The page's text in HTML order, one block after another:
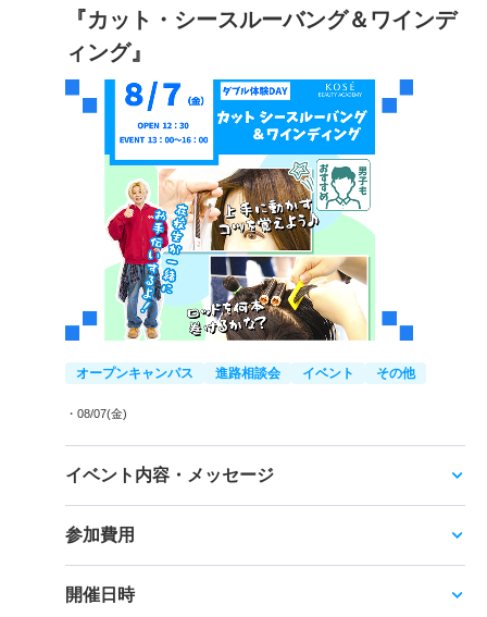
『カット・シースルーバング＆ワインデ
ィング』
オープンキャンパス 進路相談会 イベント その他
・08/07(金)
イベント内容・メッセージ
参加費用
開催日時